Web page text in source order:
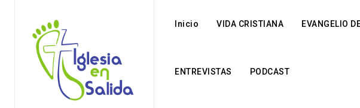
Inicio VIDA CRISTIANA EVANGELIO
ENTREVISTAS PODCAST